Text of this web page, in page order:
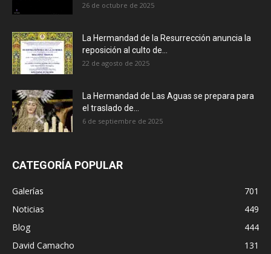
26 de octubre de 2025
La Hermandad de la Resurrección anuncia la
reposición al culto de...
22 de agosto de 2025
La Hermandad de Las Aguas se prepara para
el traslado de...
6 de septiembre de 2025
CATEGORÍA POPULAR
Galerías
701
Noticias
449
Blog
444
David Camacho
131